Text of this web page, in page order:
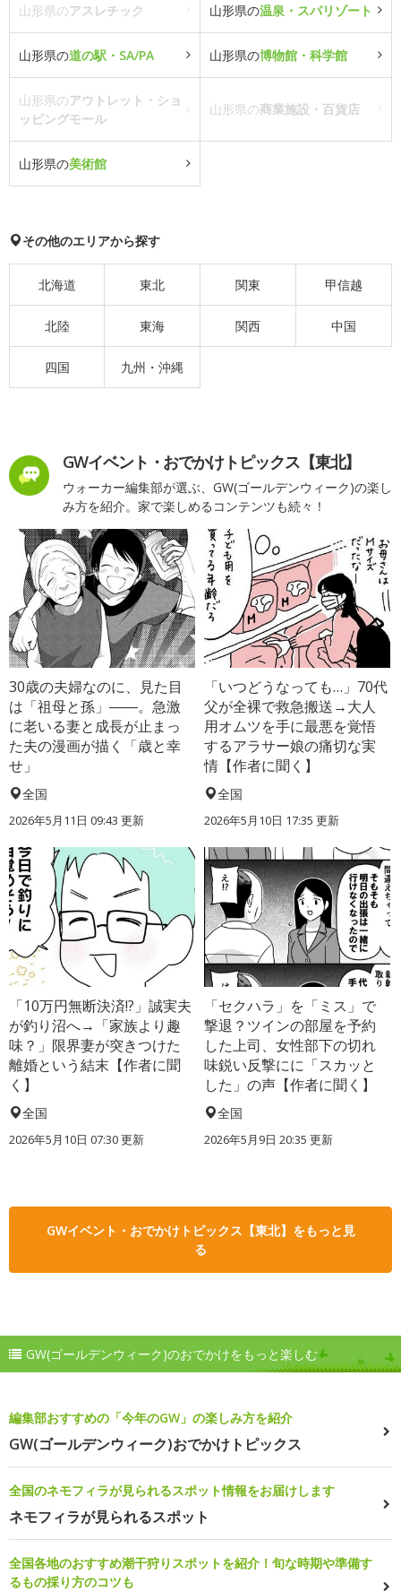
山形県のアスレチック 山形県の温泉・スパリゾート
山形県の道の駅・SA/PA 山形県の博物館・科学館
山形県のアウトレット・ショ
ッピングモール
山形県の商業施設・百貨店
山形県の美術館
その他のエリアから探す
北海道 東北 関東 甲信越
北陸 東海 関西 中国
四国 九州・沖縄
GWイベント・おでかけトピックス【東北】
ウォーカー編集部が選ぶ、GW(ゴールデンウィーク)の楽し
み方を紹介。家で楽しめるコンテンツも続々！
30歳の夫婦なのに、見た目
は「祖母と孫」――。急激
に老いる妻と成長が止まっ
た夫の漫画が描く「歳と幸
せ」
全国
2026年5月11日 09:43 更新
「いつどうなっても…」70代
父が全裸で救急搬送→大人
用オムツを手に最悪を覚悟
するアラサー娘の痛切な実
情【作者に聞く】
全国
2026年5月10日 17:35 更新
「10万円無断決済!?」誠実夫
が釣り沼へ→「家族より趣
味？」限界妻が突きつけた
離婚という結末【作者に聞
く】
全国
2026年5月10日 07:30 更新
「セクハラ」を「ミス」で
撃退？ツインの部屋を予約
した上司、女性部下の切れ
味鋭い反撃にに「スカッと
した」の声【作者に聞く】
全国
2026年5月9日 20:35 更新
GWイベント・おでかけトピックス【東北】をもっと見
る
GW(ゴールデンウィーク)のおでかけをもっと楽しむ
編集部おすすめの「今年のGW」の楽しみ方を紹介
GW(ゴールデンウィーク)おでかけトピックス
全国のネモフィラが見られるスポット情報をお届けします
ネモフィラが見られるスポット
全国各地のおすすめ潮干狩りスポットを紹介！旬な時期や準備す
るもの採り方のコツも